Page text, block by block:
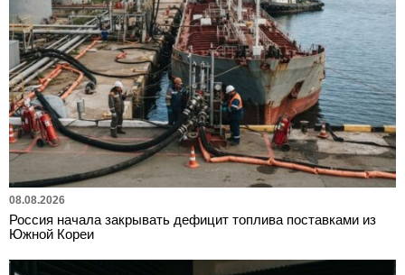
08.08.2026
Россия начала закрывать дефицит топлива поставками из
Южной Кореи